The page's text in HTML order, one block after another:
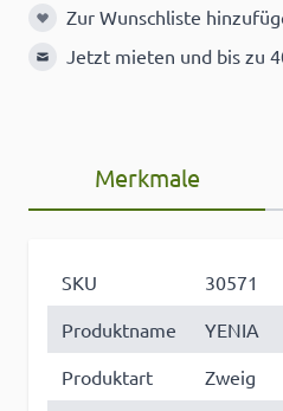
Zur Wunschliste hinzufügen
Zur Wunschliste
Jetzt mieten und bis zu
Merkmale
SKU
30571
Produktname
YENIA
Produktart
Zweig